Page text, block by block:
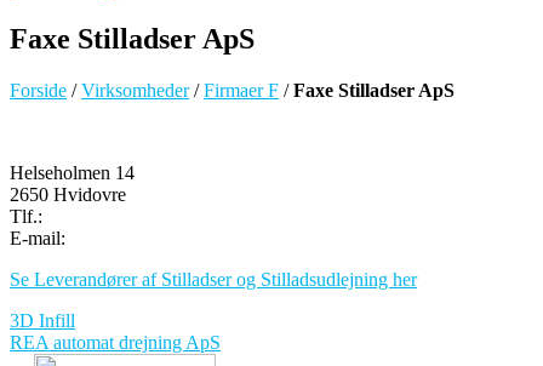
Faxe Stilladser ApS
Forside /Virksomheder/Firmaer F /Faxe Stilladser ApS
Helseholmen 14
2650 Hvidovre
Tlf.:
E-mail:
Se Leverandører af Stilladser og Stilladsudlejning her
Indlægsnavigation
3D Infill
REA automat drejning ApS